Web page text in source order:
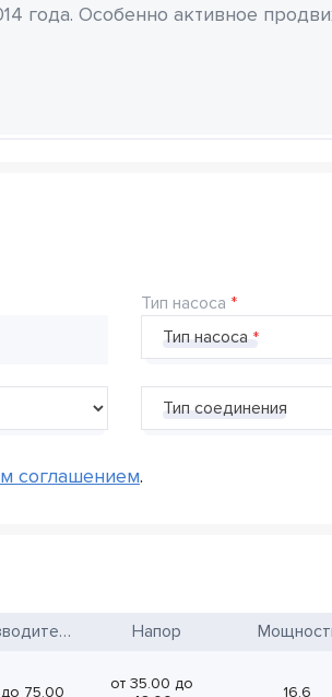
года. Особенно активное
Тип насоса
Тип насоса
Тип соединения
соглашением.
Производительность Напор
75.00
от 35.00 до
16.6